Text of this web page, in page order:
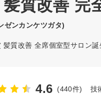
質改善 完
ゼンカンケツガタ)
質改善 全席個室型サロン誕
4.6 (440件) 技